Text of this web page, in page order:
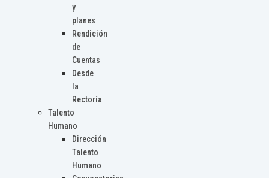
y
planes
Rendición
de
Cuentas
Desde
la
Rectoría
Talento
Humano
Dirección
Talento
Humano